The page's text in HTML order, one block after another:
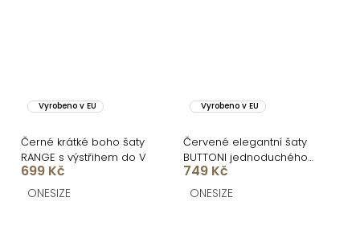
Vyrobeno v EU
Černé krátké boho šaty
RANGE s výstřihem do V
699 Kč
ONESIZE
Vyrobeno v EU
Červené elegantní šaty
BUTTONI jednoduchého
střihu
749 Kč
ONESIZE